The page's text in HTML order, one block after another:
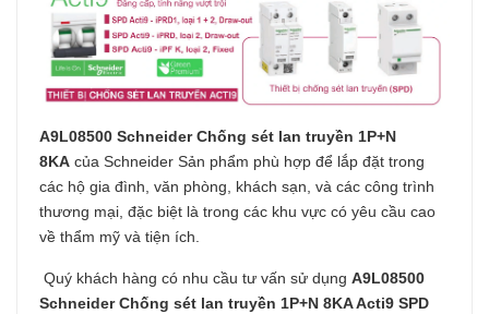
A9L08500 Schneider Chống sét lan truyền 1P+N
8KA của Schneider Sản phẩm phù hợp để lắp đặt trong
các hộ gia đình, văn phòng, khách sạn, và các công trình
thương mại, đặc biệt là trong các khu vực có yêu cầu cao
về thẩm mỹ và tiện ích.
Quý khách hàng có nhu cầu tư vấn sử dụng A9L08500
Schneider Chống sét lan truyền 1P+N 8KA Acti9 SPD